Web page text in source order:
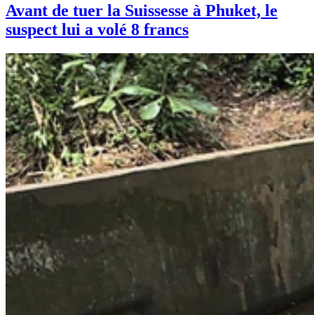
Avant de tuer la Suissesse à Phuket, le
suspect lui a volé 8 francs